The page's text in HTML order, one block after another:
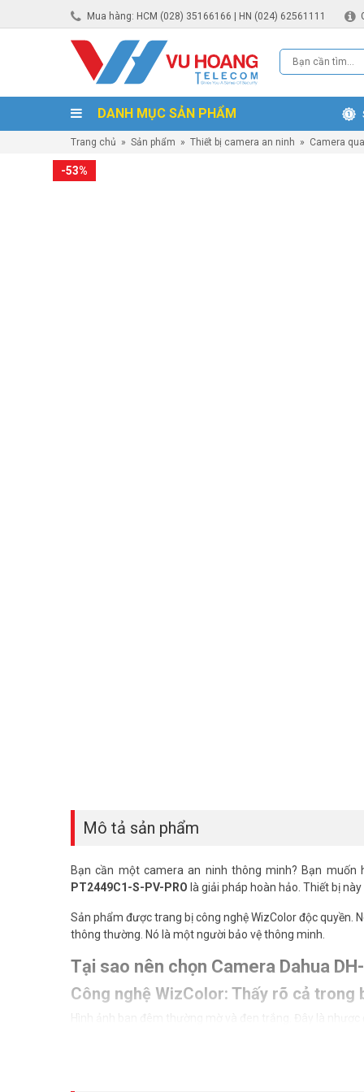
Mua hàng: HCM (028) 35166166 | HN (024) 62561111
DANH MỤC SẢN PHẨM
Trang chủ » Sản phẩm » Thiết bị camera an ninh » Camera
-53%
Mô tả sản phẩm
Bạn cần một camera an ninh thông minh? Bạn muốn
PT2449C1-S-PV-PRO là giải pháp hoàn hảo. Thiết bị
Sản phẩm được trang bị công nghệ WizColor độc quyền.
thông thường. Nó là một người bảo vệ thông minh.
Tại sao nên chọn Camera Dahua
Công nghệ WizColor: Thấy rõ cả trong
Hình ảnh ban đêm thường mờ và đen trắng. Đây là nhược
Nhờ công nghệ WizColor và đèn warm light. Camera